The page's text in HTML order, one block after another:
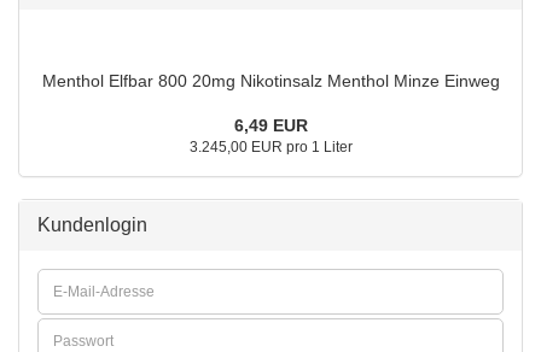
Menthol Elfbar 800 20mg Nikotinsalz Menthol Minze Einweg
6,49 EUR
3.245,00 EUR pro 1 Liter
Kundenlogin